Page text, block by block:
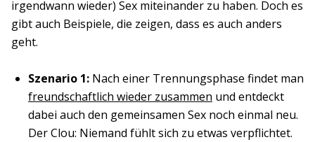
irgendwann wieder) Sex miteinander zu haben. Doch es
gibt auch Beispiele, die zeigen, dass es auch anders
geht.
Szenario 1: Nach einer Trennungsphase findet man
freundschaftlich wieder zusammen und entdeckt
dabei auch den gemeinsamen Sex noch einmal neu.
Der Clou: Niemand fühlt sich zu etwas verpflichtet.